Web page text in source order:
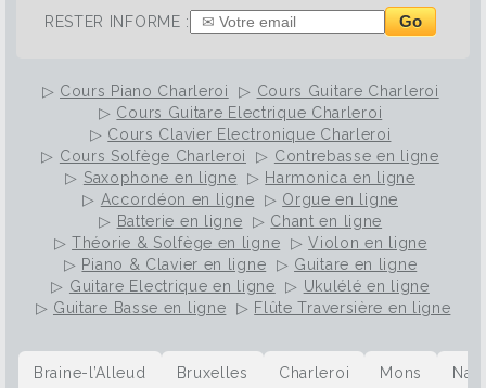
RESTER INFORME : Go
▷ Cours Piano Charleroi ▷ Cours Guitare Charleroi
▷ Cours Guitare Electrique Charleroi
▷ Cours Clavier Electronique Charleroi
▷ Cours Solfège Charleroi ▷ Contrebasse en ligne
▷ Saxophone en ligne ▷ Harmonica en ligne
▷ Accordéon en ligne ▷ Orgue en ligne
▷ Batterie en ligne ▷ Chant en ligne
▷Théorie & Solfège en ligne ▷Violon en ligne
▷ Piano & Clavier en ligne ▷ Guitare en ligne
▷ Guitare Electrique en ligne ▷ Ukulélé en ligne
▷ Guitare Basse en ligne ▷ Flûte Traversière en ligne
Braine-l’Alleud Bruxelles Charleroi Mons